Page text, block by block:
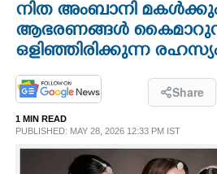
OPINION
PHOTOS
LIFESTYLE
നിത അംബാനി
ആഭരണങ്ങൾ
ഒളിഞ്ഞിരിക്കുന്ന
Share
1 MIN READ
PUBLISHED: MAY 28, 2026 12:33 PM IST